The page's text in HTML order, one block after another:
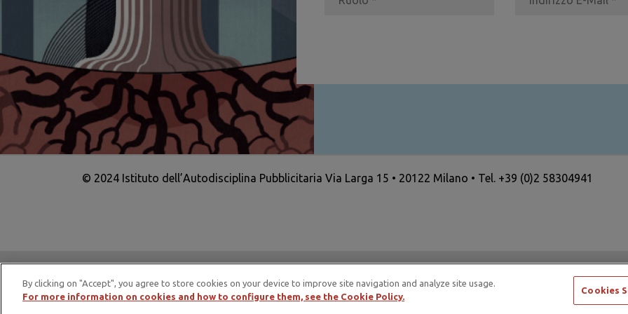
© 2024 Istituto dell’Autodisciplina Pubblicitaria Via Larga 15 • 20122 Milano • Tel. +39 (0)2 58304941
IAP è membro di EASA – European Advertising Standards Alliance e di ICAS – International Council
By clicking on "Accept", you agree to store cookies on your device to improve site navigation and analyze site usage.
For more information on cookies and how to configure them, see the Cookie Policy.
Cookies